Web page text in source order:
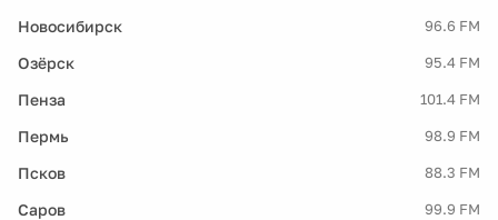
Новосибирск 96.6 FM
Озёрск 95.4 FM
Пенза 101.4 FM
Пермь 98.9 FM
Псков 88.3 FM
Саров 99.9 FM